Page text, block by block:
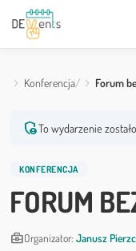
Konferencja Forum
admin_panel_settingsTo wydarzenie
KONFERENCJA
FORUM
business_centerOrganizator: Janusz